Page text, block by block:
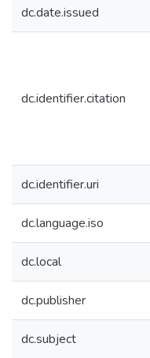
dc.date.issued
dc.identifier.citation
dc.identifier.uri
dc.language.iso
dc.local
dc.publisher
dc.subject